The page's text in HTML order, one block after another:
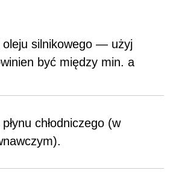
oleju silnikowego — użyj
być między min. a
chłodniczego (w